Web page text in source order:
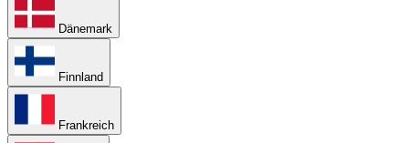
Dänemark
Finnland
Frankreich